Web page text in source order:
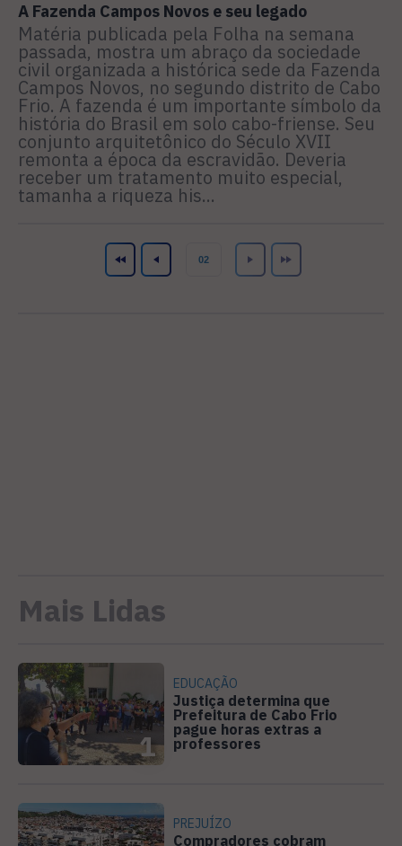
A Fazenda Campos Novos e seu legado
Matéria publicada pela Folha na semana
passada, mostra um abraço da sociedade
civil organizada a histórica sede da Fazenda
Campos Novos, no segundo distrito de Cabo
Frio. A fazenda é um importante símbolo da
história do Brasil em solo cabo-friense. Seu
conjunto arquitetônico do Século XVII
remonta a época da escravidão. Deveria
receber um tratamento muito especial,
tamanha a riqueza his...
Mais Lidas
1
EDUCAÇÃO
Justiça determina que
Prefeitura de Cabo Frio
pague horas extras a
professores
PREJUÍZO
Compradores cobram